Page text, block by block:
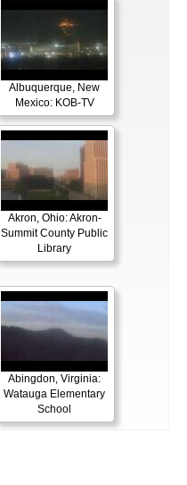
Albuquerque, New
Mexico: KOB-TV
Akron, Ohio: Akron-
Summit County Public
Library
Abingdon, Virginia:
Watauga Elementary
School